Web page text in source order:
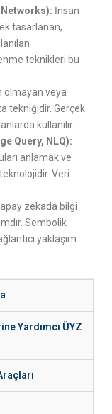
İnsan
tasarlanan,
teknikleri bu
olmayan veya
tekniğidir. Gerçek
kullanılır.
Query, NLQ):
anlamak ve
Veri
zekada bilgi
Sembolik
yaklaşım
Yardımcı ÜYZ